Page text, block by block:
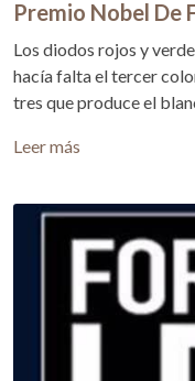
Premio Nobel De
Los diodos rojos y
hacía falta el tercer
tres que produce el
Leer más